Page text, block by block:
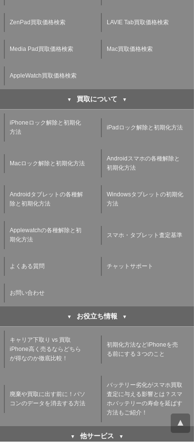
ZenPad買取価格検索 LAVIE Tab買取価格検索
Media Pad買取価格検索 Mac買取価格検索
AppleWatch買取価格検索
買取について
iPhoneロック解除と初期化
方法
iPadロック解除と初期化方法
Macロック解除と初期化方法
Androidスマホの各種解除と
初期化方法
Androidタブレットの各種解
除と初期化方法
Windowsタブレットの初期化
方法
Applewatchの各種解除と初
期化方法
スマホ・タブレット査定基準
よくある質問 チャットサポート
お問い合わせ
お役立ち情報
キャリア下取り vs 買取
iPhone高く売るならどちら
が得なのか徹底比較！
初期化方法などiPhoneを売
る前にする３つのこと
廃棄や買取に出す前に！パソ
コンのデータを消去する方法
バッテリー劣化がスマホ買取
査定に与える影響とは？スマ
ホバッテリーの寿命を延ばす
方法もご紹介！
他サービス